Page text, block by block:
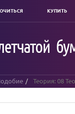
КУПИТЬ
Теория: 08